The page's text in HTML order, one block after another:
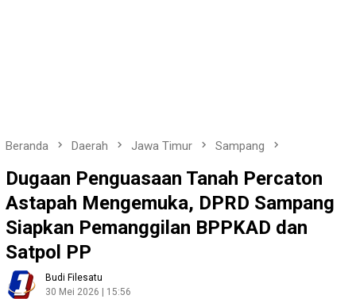
Beranda Daerah Jawa Timur Sampang
Dugaan Penguasaan Tanah Percaton
Astapah Mengemuka, DPRD Sampang
Siapkan Pemanggilan BPPKAD dan
Satpol PP
Budi Filesatu
30 Mei 2026 | 15:56